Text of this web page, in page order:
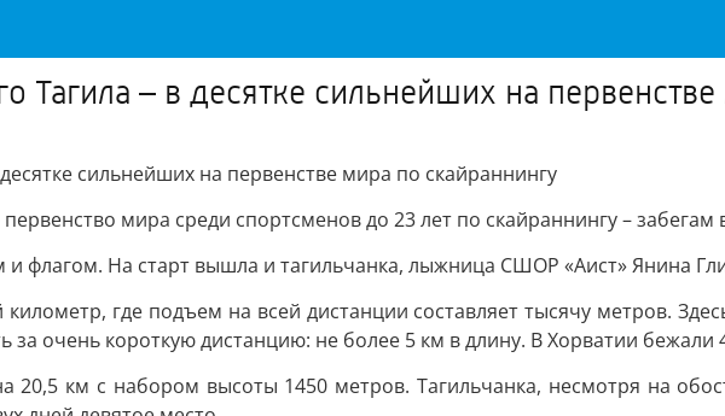
Тагила – в десятке сильнейших на
сильнейших на первенстве мира по скайраннингу
мира среди спортсменов до 23 лет по скайраннингу –
и флагом. На старт вышла и тагильчанка, лыжница СШОР «Аист» Янина
где подъем на всей дистанции составляет тысячу метров.
за очень короткую дистанцию: не более 5 км в длину. В Хорватии бежали
20,5 км с набором высоты 1450 метров. Тагильчанка, несмотря на